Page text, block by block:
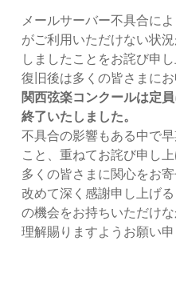
メールサーバー不具合に
がご利用いただけない状
しましたことをお詫び申し
復旧後は多くの皆さまにお
関西弦楽コンクールは定
終了いたしました。
不具合の影響もある中で
こと、重ねてお詫び申し上
多くの皆さまに関心をお
改めて深く感謝申し上げ
の機会をお持ちいただけ
理解賜りますようお願い申